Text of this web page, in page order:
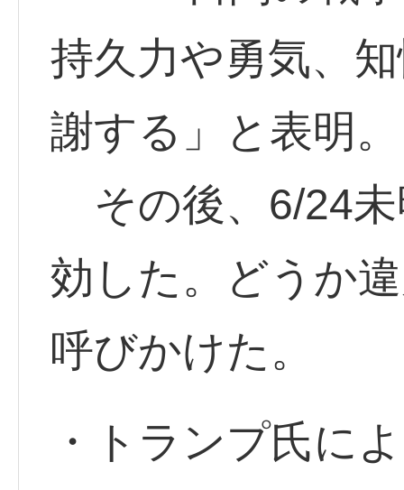
持久力や勇気、
謝する」と表明。
その後、6/24未
効した。どうか
呼びかけた。
・トランプ氏に